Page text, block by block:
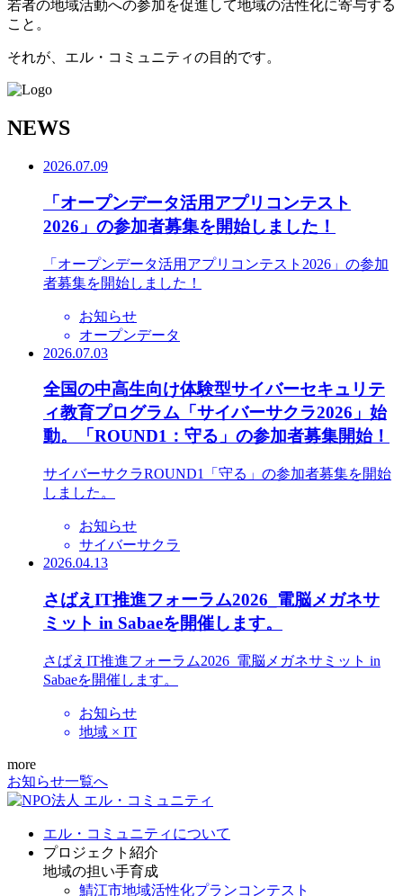
若者の地域活動への参加を促進して地域の活性化に寄与する
こと。
それが、エル・コミュニティの目的です。
NEWS
2026.07.09
「オープンデータ活用アプリコンテスト
2026」の参加者募集を開始しました！
「オープンデータ活用アプリコンテスト2026」の参加
者募集を開始しました！
お知らせ
オープンデータ
2026.07.03
全国の中高生向け体験型サイバーセキュリテ
ィ教育プログラム「サイバーサクラ2026」始
動。「ROUND1：守る」の参加者募集開始！
サイバーサクラROUND1「守る」の参加者募集を開始
しました。
お知らせ
サイバーサクラ
2026.04.13
さばえIT推進フォーラム2026_電脳メガネサ
ミット in Sabaeを開催します。
さばえIT推進フォーラム2026_電脳メガネサミット in
Sabaeを開催します。
お知らせ
地域 × IT
more
お知らせ一覧へ
エル・コミュニティについて
プロジェクト紹介
地域の担い手育成
鯖江市地域活性化プランコンテスト